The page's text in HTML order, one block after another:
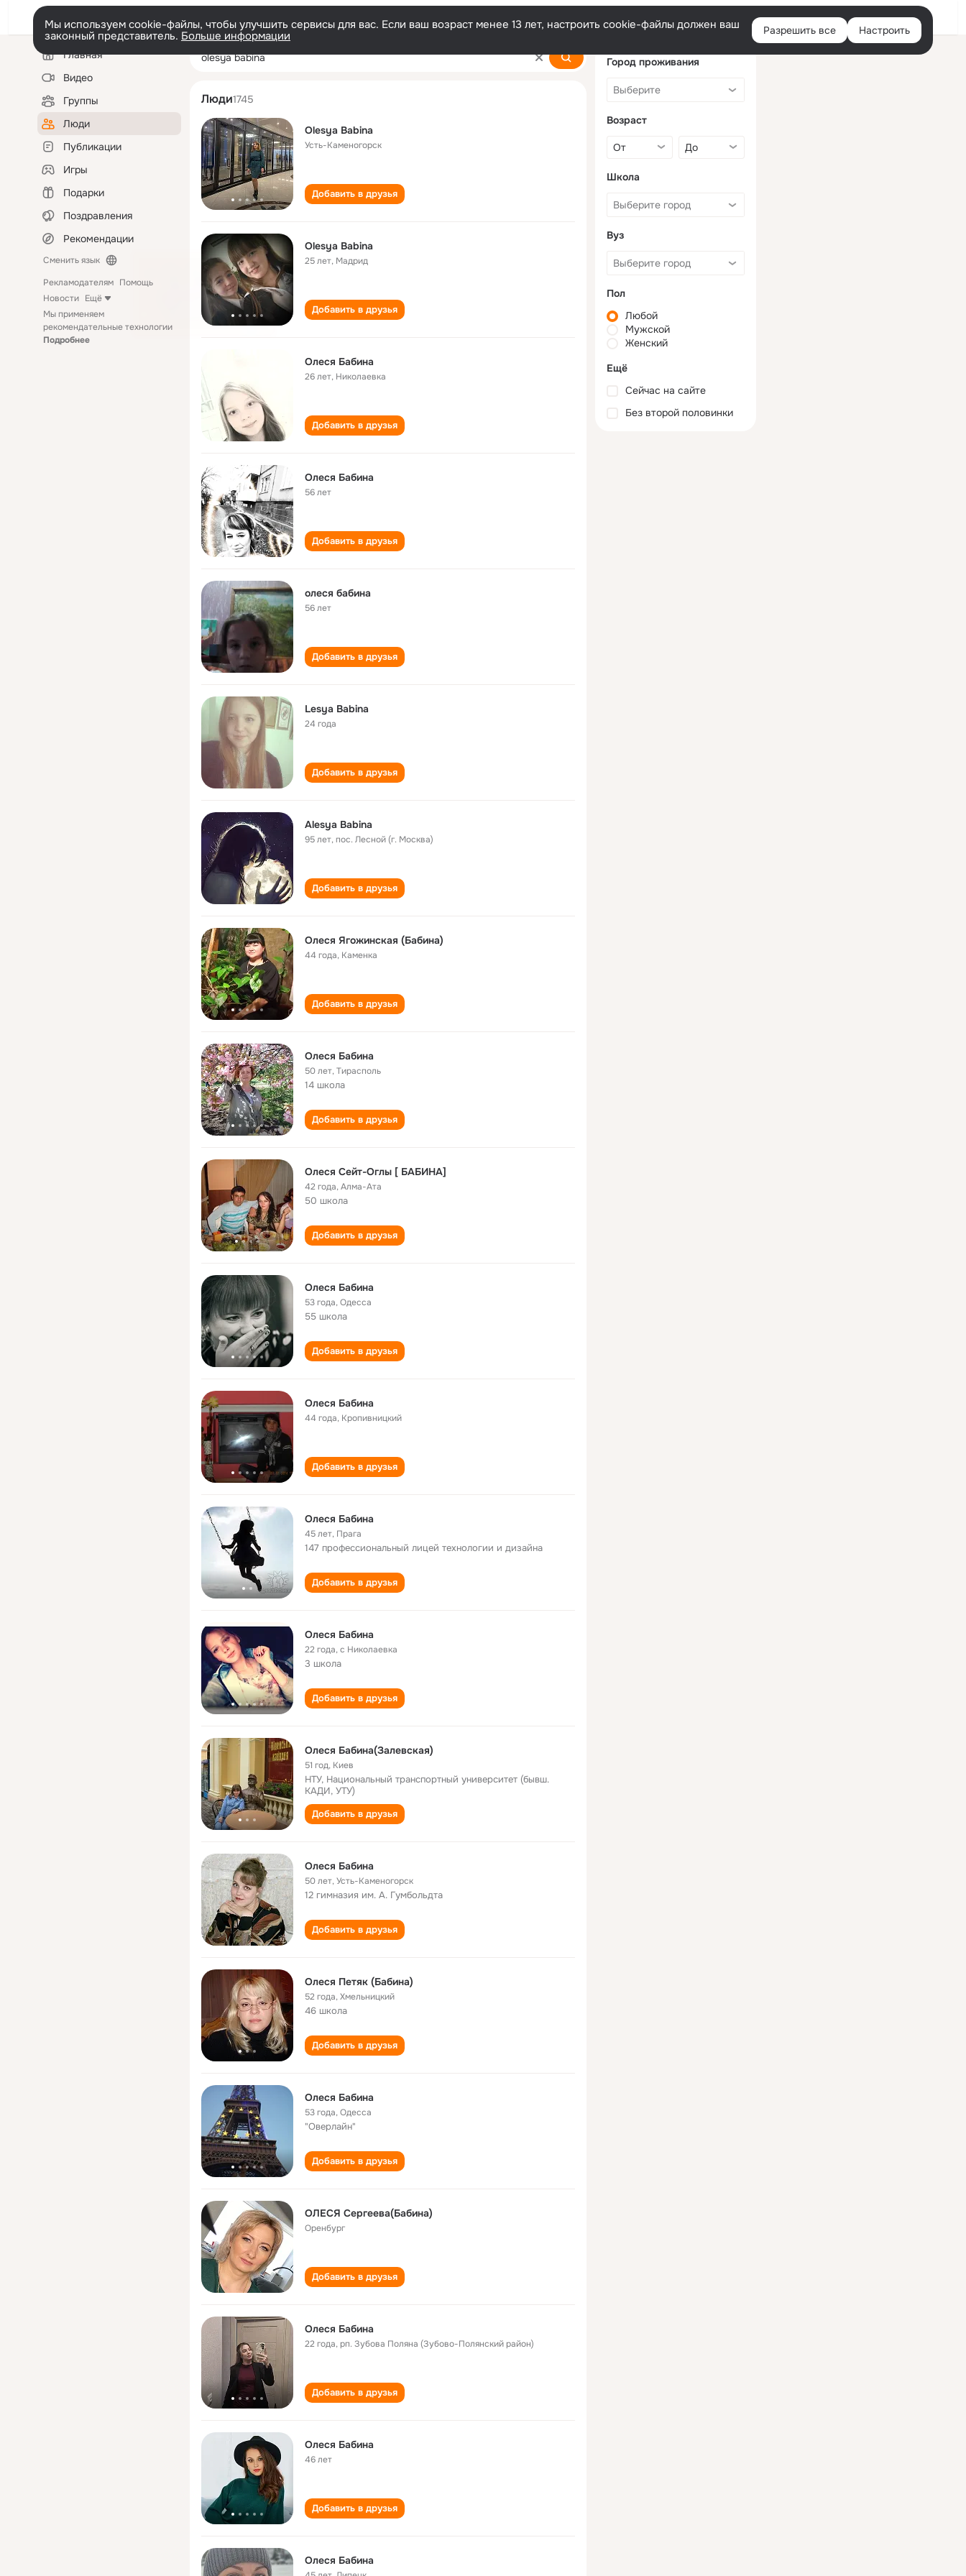
Войти
Мы используем cookie-файлы, чтобы улучшить сервисы для вас. Если ваш возраст менее 13 лет, настроить cookie-файлы должен ваш
законный представитель. Больше информации Разрешить все Настроить
Левая
колонкаГлавная
Видео
Группы
Люди
Публикации
Игры
Подарки
Поздравления
Рекомендации
Сменить язык
Рекламодателям Помощь
Новости Ещё
Мы применяем
рекомендательные технологии
Подробнее
olesya babina
Люди1745
Olesya Babina
Усть-Каменогорск
Добавить в друзья
Olesya Babina
25 лет, Мадрид
Добавить в друзья
Олеся Бабина
26 лет, Николаевка
Добавить в друзья
Олеся Бабина
56 лет
Добавить в друзья
олеся бабина
56 лет
Добавить в друзья
Lesya Babina
24 года
Добавить в друзья
Alesya Babina
95 лет,пос. Лесной (г. Москва)
Добавить в друзья
Олеся Ягожинская (Бабина)
44 года, Каменка
Добавить в друзья
Олеся Бабина
50 лет,Тирасполь
14 школа
Добавить в друзья
Олеся Сейт-Оглы [ БАБИНА]
42 года,Алма-Ата
50 школа
Добавить в друзья
Олеся Бабина
53 года,Одесса
55 школа
Добавить в друзья
Олеся Бабина
44 года, Кропивницкий
Добавить в друзья
Олеся Бабина
45 лет, Прага
147 профессиональный лицей технологии и дизайна
Добавить в друзья
Олеся Бабина
22 года,с Николаевка
3 школа
Добавить в друзья
Олеся Бабина(Залевская)
51 год, Киев
НТУ, Национальный транспортный университет (бывш.
КАДИ, УТУ)
Добавить в друзья
Олеся Бабина
50 лет,Усть-Каменогорск
12 гимназия им. А. Гумбольдта
Добавить в друзья
Олеся Петяк (Бабина)
52 года,Хмельницкий
46 школа
Добавить в друзья
Олеся Бабина
53 года,Одесса
"Оверлайн"
Добавить в друзья
ОЛЕСЯ Сергеева(Бабина)
Оренбург
Добавить в друзья
Олеся Бабина
22 года,рп. Зубова Поляна (Зубово-Полянский район)
Добавить в друзья
Олеся Бабина
46 лет
Добавить в друзья
Олеся Бабина
Город проживания
Возраст
Школа
Вуз
Пол
Любой
Мужской
Женский
Ещё
Сейчас на сайте
Без второй половинки